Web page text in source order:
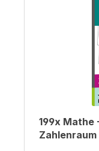
199x Mathe
Zahlenraum